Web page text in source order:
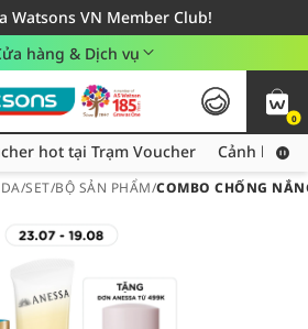
Watsons VN Member Club!
hàng cho đơn hàng từ 249,000Đ
- Áp dụng khu vực TP. Hồ Chí Minh
hàng & Dịch vụ
0
Thu thập thêm voucher hot tại Trạm Voucher
hot tại Trạm Voucher Cảnh báo
/SET/BỘ SẢN PHẨM/COMBO CHỐNG